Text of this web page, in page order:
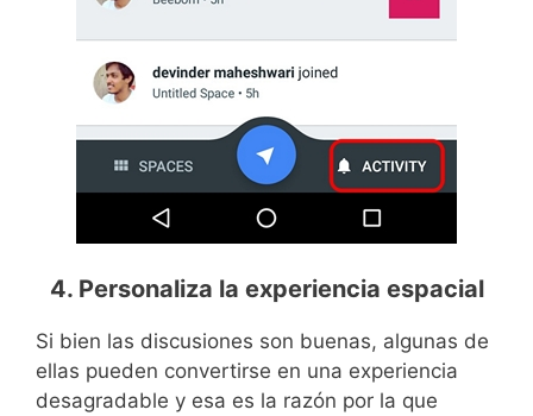
4. Personaliza la experiencia espacial
Si bien las discusiones son buenas, algunas de
ellas pueden convertirse en una experiencia
desagradable y esa es la razón por la que